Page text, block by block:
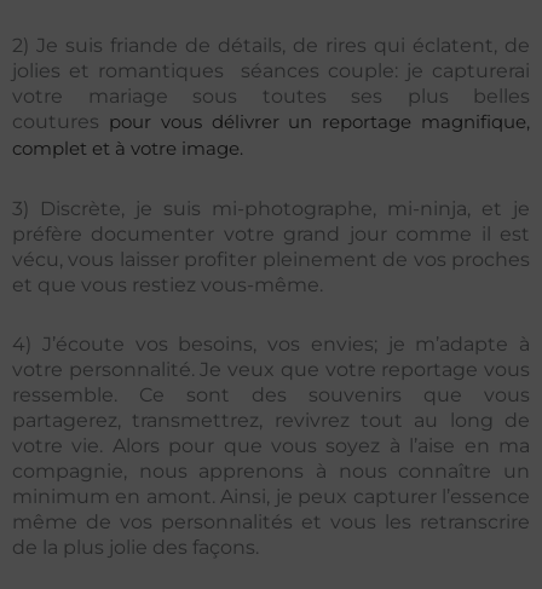
2) Je suis friande de détails, de rires qui éclatent, de
jolies et romantiques séances couple: je capturerai
votre mariage sous toutes ses plus belles
coutures pour vous délivrer un reportage magnifique,
complet et à votre image.
3) Discrète, je suis mi-photographe, mi-ninja, et je
préfère documenter votre grand jour comme il est
vécu, vous laisser profiter pleinement de vos proches
et que vous restiez vous-même.
4) J’écoute vos besoins, vos envies; je m’adapte à
votre personnalité. Je veux que votre reportage vous
ressemble. Ce sont des souvenirs que vous
partagerez, transmettrez, revivrez tout au long de
votre vie. Alors pour que vous soyez à l’aise en ma
compagnie, nous apprenons à nous connaître un
minimum en amont. Ainsi, je peux capturer l’essence
même de vos personnalités et vous les retranscrire
de la plus jolie des façons.